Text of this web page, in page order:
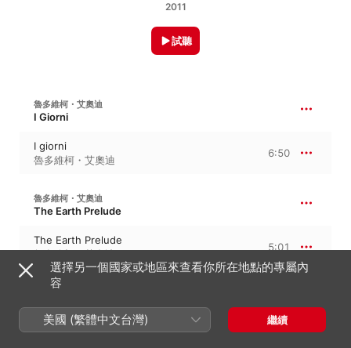
2011
試聽
魯多維柯・艾奧迪
I Giorni
I giorni
魯多維柯・艾奧迪
6:50
魯多維柯・艾奧迪
The Earth Prelude
The Earth Prelude
魯多維柯・艾奧迪
5:01
海浪
Le onde
選擇另一個國家或地區來查看你所在地點的專屬內
容
美國 (繁體中文台灣) 繼續